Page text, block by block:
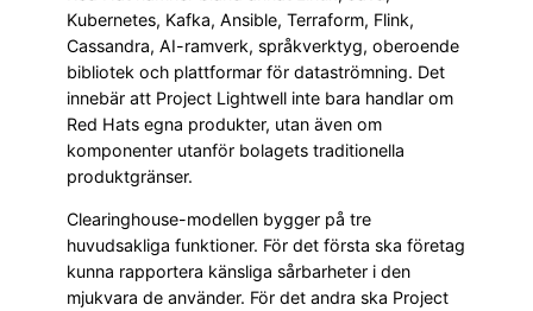
Kubernetes, Kafka, Ansible, Terraform, Flink,
Cassandra, AI-ramverk, språkverktyg, oberoende
bibliotek och plattformar för dataströmning. Det
innebär att Project Lightwell inte bara handlar om
Red Hats egna produkter, utan även om
komponenter utanför bolagets traditionella
produktgränser.
Clearinghouse-modellen bygger på tre
huvudsakliga funktioner. För det första ska företag
kunna rapportera känsliga sårbarheter i den
mjukvara de använder. För det andra ska Project